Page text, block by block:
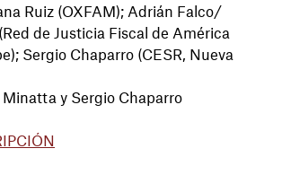
Ruiz (OXFAM); Adrián Falco/
de Justicia Fiscal de América
Sergio Chaparro (CESR, Nueva
y Sergio Chaparro